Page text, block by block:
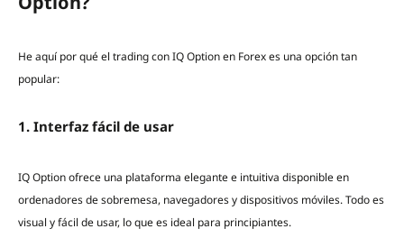
He aquí por qué el trading con IQ Option en Forex es una opción tan
popular:
1. Interfaz fácil de usar
IQ Option ofrece una plataforma elegante e intuitiva disponible en
ordenadores de sobremesa, navegadores y dispositivos móviles. Todo es
visual y fácil de usar, lo que es ideal para principiantes.